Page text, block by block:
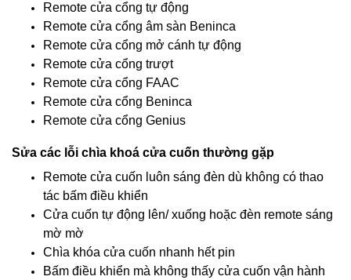
Remote cửa cổng tự động
Remote cửa cổng âm sàn Beninca
Remote cửa cổng mở cánh tự động
Remote cửa cổng trượt
Remote cửa cổng FAAC
Remote cửa cổng Beninca
Remote cửa cổng Genius
Sửa các lỗi chìa khoá cửa cuốn thường gặp
Remote cửa cuốn luôn sáng đèn dù không có thao
tác bấm điều khiển
Cửa cuốn tự động lên/ xuống hoặc đèn remote sáng
mờ mờ
Chìa khóa cửa cuốn nhanh hết pin
Bấm điều khiển mà không thấy cửa cuốn vận hành